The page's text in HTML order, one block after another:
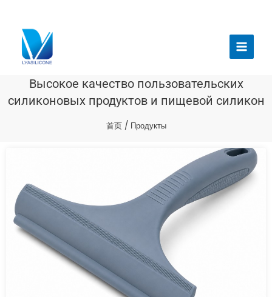
меню
Высокое качество пользовательских
силиконовых продуктов и пищевой силикон
首页/ Продукты